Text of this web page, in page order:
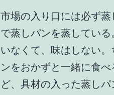
市場の入り口には必ず
で蒸しパンを蒸してい
いなくて、味はしない
ンをおかずと一緒に食
ど、具材の入った蒸し